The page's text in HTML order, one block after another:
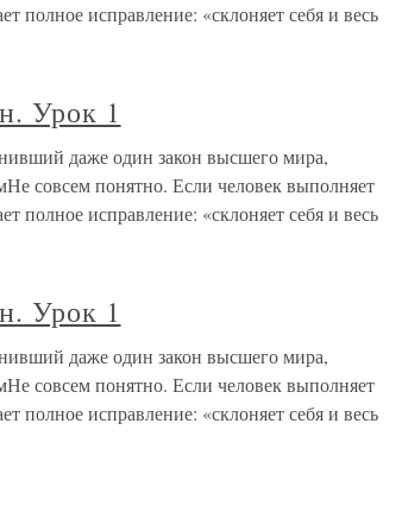
полное исправление: «склоняет себя и весь
Урок 1
даже один закон высшего мира,
совсем понятно. Если человек выполняет
полное исправление: «склоняет себя и весь
Урок 1
даже один закон высшего мира,
совсем понятно. Если человек выполняет
полное исправление: «склоняет себя и весь